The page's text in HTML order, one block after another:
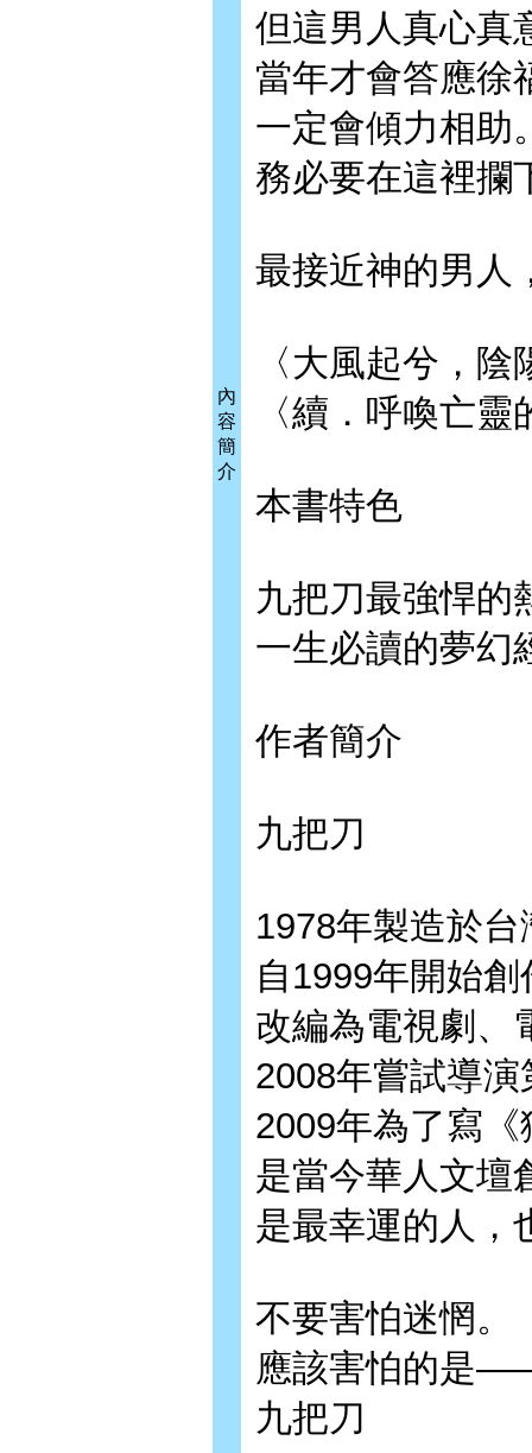
內
容
簡
介
但這男人真心真
當年才會答應徐
一定會傾力相助
務必要在這裡攔
最接近神的男人
〈大風起兮，
〈續．呼喚亡
本書特色
九把刀最強悍的
一生必讀的夢幻
作者簡介
九把刀
1978年製造於
自1999年開始
改編為電視劇、
2008年嘗試導
2009年為了寫
是當今華人文壇
是最幸運的人，
不要害怕迷惘。
應該害怕的是
九把刀